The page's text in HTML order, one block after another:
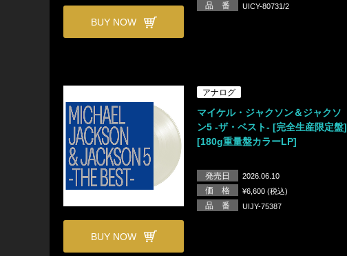
BUY NOW
品 番 UICY-80731/2
BUY NOW
アナログ
マイケル・ジャクソン＆ジャクソ
ン5 -ザ・ベスト- [完全生産限定盤]
[180g重量盤カラーLP]
発売日 2026.06.10
価 格 ¥6,600 (税込)
品 番 UIJY-75387